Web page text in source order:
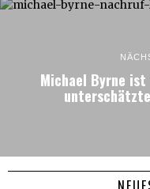
Michael Byrne